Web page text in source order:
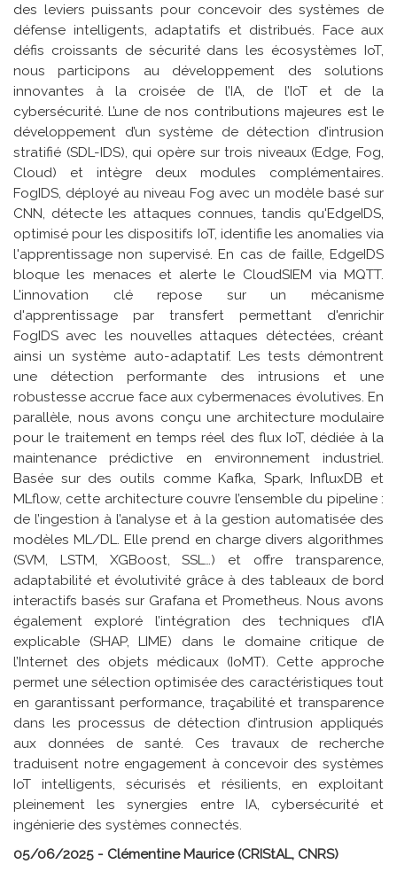
des leviers puissants pour concevoir des systèmes de
défense intelligents, adaptatifs et distribués. Face aux
défis croissants de sécurité dans les écosystèmes IoT,
nous participons au développement des solutions
innovantes à la croisée de l’IA, de l’IoT et de la
cybersécurité. L’une de nos contributions majeures est le
développement d’un système de détection d’intrusion
stratifié (SDL-IDS), qui opère sur trois niveaux (Edge, Fog,
Cloud) et intègre deux modules complémentaires.
FogIDS, déployé au niveau Fog avec un modèle basé sur
CNN, détecte les attaques connues, tandis qu'EdgeIDS,
optimisé pour les dispositifs IoT, identifie les anomalies via
l'apprentissage non supervisé. En cas de faille, EdgeIDS
bloque les menaces et alerte le CloudSIEM via MQTT.
L'innovation clé repose sur un mécanisme
d'apprentissage par transfert permettant d'enrichir
FogIDS avec les nouvelles attaques détectées, créant
ainsi un système auto-adaptatif. Les tests démontrent
une détection performante des intrusions et une
robustesse accrue face aux cybermenaces évolutives. En
parallèle, nous avons conçu une architecture modulaire
pour le traitement en temps réel des flux IoT, dédiée à la
maintenance prédictive en environnement industriel.
Basée sur des outils comme Kafka, Spark, InfluxDB et
MLflow, cette architecture couvre l’ensemble du pipeline :
de l’ingestion à l’analyse et à la gestion automatisée des
modèles ML/DL. Elle prend en charge divers algorithmes
(SVM, LSTM, XGBoost, SSL…) et offre transparence,
adaptabilité et évolutivité grâce à des tableaux de bord
interactifs basés sur Grafana et Prometheus. Nous avons
également exploré l’intégration des techniques d’IA
explicable (SHAP, LIME) dans le domaine critique de
l’Internet des objets médicaux (IoMT). Cette approche
permet une sélection optimisée des caractéristiques tout
en garantissant performance, traçabilité et transparence
dans les processus de détection d’intrusion appliqués
aux données de santé. Ces travaux de recherche
traduisent notre engagement à concevoir des systèmes
IoT intelligents, sécurisés et résilients, en exploitant
pleinement les synergies entre IA, cybersécurité et
ingénierie des systèmes connectés.
05/06/2025 - Clémentine Maurice (CRIStAL, CNRS)